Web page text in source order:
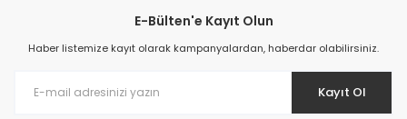
E-Bülten'e Kayıt Olun
Haber listemize kayıt olarak kampanyalardan, haberdar olabilirsiniz.
Kayıt Ol